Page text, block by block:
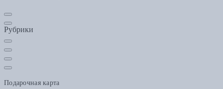
Рубрики
Подарочная карта